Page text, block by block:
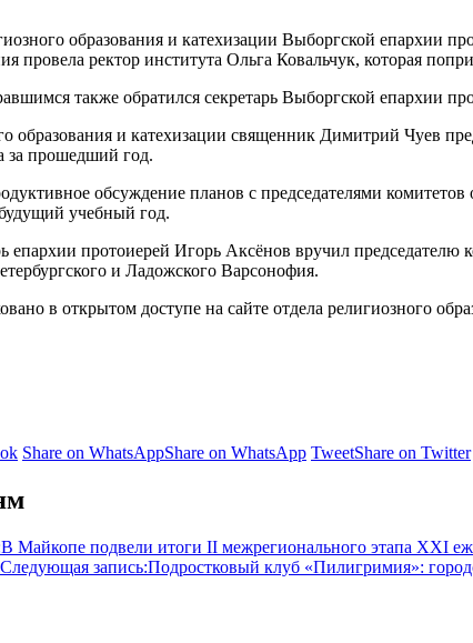
образования и катехизации Выборгской епархии
провела ректор института Ольга Ковальчук, которая
также обратился секретарь Выборгской епархии
образования и катехизации священник Димитрий Чуев
за прошедший год.
обсуждение планов с председателями
учебный год.
епархии протоиерей Игорь Аксёнов вручил
и Ладожского Варсонофия.
в открытом доступе на сайте отдела религиозного
Share on WhatsAppShare on WhatsApp TweetShare on Twitter
В Майкопе подвели итоги II межрегионального этапа XXI
Следующая запись:Подростковый клуб «Пилигримия»: